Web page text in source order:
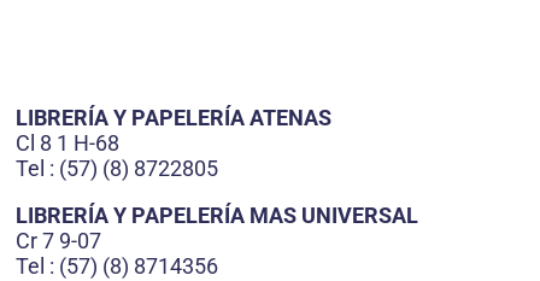
LIBRERÍA Y PAPELERÍA ATENAS
Cl 8 1 H-68
Tel : (57) (8) 8722805
LIBRERÍA Y PAPELERÍA MAS UNIVERSAL
Cr 7 9-07
Tel : (57) (8) 8714356